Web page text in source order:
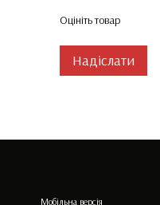
Оцініть товар
Надіслати
Мобільна версія